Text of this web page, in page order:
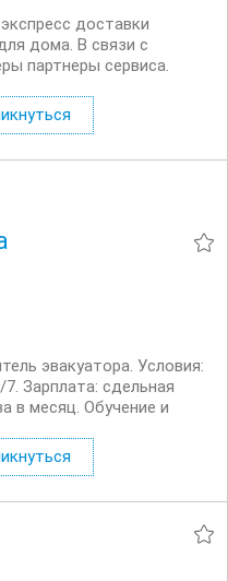
доставки
дома. В связи с
партнеры сервиса.
доход без штрафов.
эвакуатора. Условия:
Зарплата: сдельная
в месяц. Обучение и
...